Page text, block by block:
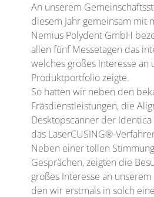
An unserem
diesem Jahr gemeinsam mit
Nemius Polydent GmbH
allen fünf Messetagen das
welches großes Interesse an
Produktportfolio zeigte.
So hatten wir neben den
Fräsdienstleistungen, die
Desktopscanner der
das LaserCUSING®-
Neben einer tollen
Gesprächen, zeigten die
großes Interesse an
den wir erstmals in solch